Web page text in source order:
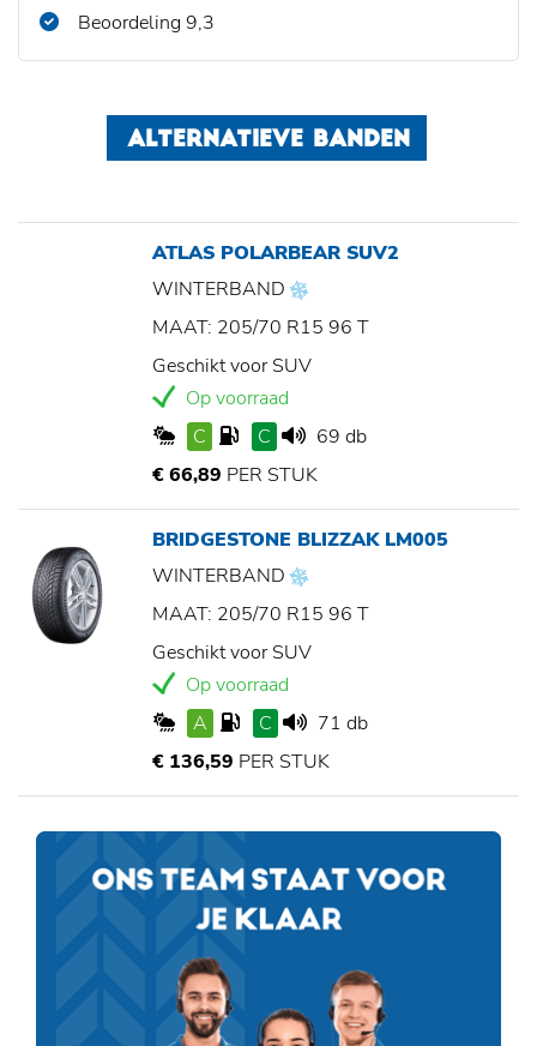
Beoordeling 9,3
ALTERNATIEVE BANDEN
ATLAS POLARBEAR SUV2
WINTERBAND
MAAT: 205/70 R15 96 T
Geschikt voor SUV
Op voorraad
C
C
69 db
€ 66,89 PER STUK
BRIDGESTONE BLIZZAK LM005
WINTERBAND
MAAT: 205/70 R15 96 T
Geschikt voor SUV
Op voorraad
A
C
71 db
€ 136,59 PER STUK